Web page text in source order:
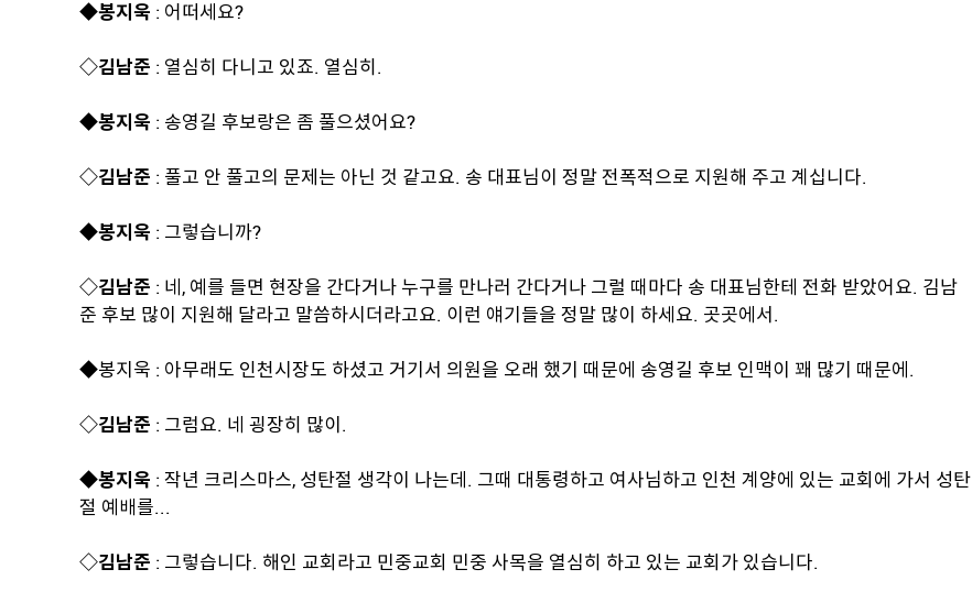
◆봉지욱 : 어떠세요?
◇김남준 : 열심히 다니고 있죠. 열심히.
◆봉지욱 : 송영길 후보랑은 좀 풀으셨어요?
◇김남준 : 풀고 안 풀고의 문제는 아닌 것 같고요. 송 대표님이 정말 전폭적으로 지원해 주고 계십니다.
◆봉지욱 : 그렇습니까?
◇김남준 : 네, 예를 들면 현장을 간다거나 누구를 만나러 간다거나 그럴 때마다 송 대표님한테 전화 받았어요. 김남
준 후보 많이 지원해 달라고 말씀하시더라고요. 이런 얘기들을 정말 많이 하세요. 곳곳에서.
◆봉지욱 : 아무래도 인천시장도 하셨고 거기서 의원을 오래 했기 때문에 송영길 후보 인맥이 꽤 많기 때문에.
◇김남준 : 그럼요. 네 굉장히 많이.
◆봉지욱 : 작년 크리스마스, 성탄절 생각이 나는데. 그때 대통령하고 여사님하고 인천 계양에 있는 교회에 가서 성탄
절 예배를...
◇김남준 : 그렇습니다. 해인 교회라고 민중교회 민중 사목을 열심히 하고 있는 교회가 있습니다.